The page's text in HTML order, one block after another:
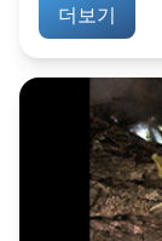
더보기